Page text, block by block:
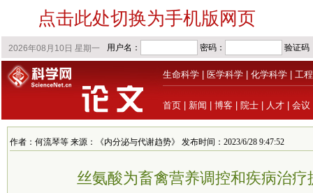
点击此处切换为手机版网页
生命科学 医学科学 化学科学 工
首页 新闻 博客 院士 人才 会议
作者：何流琴等 来源：《内分泌与代谢趋势》 发布时间：2023/6/28 9:47:52
丝氨酸为畜禽营养调控和疾病治疗